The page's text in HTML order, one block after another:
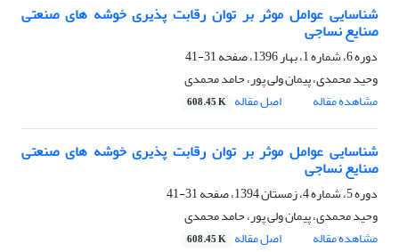
شناسایی عوامل موثر بر توان رقابت پذیری خوشه های صنعتی
صنایع نساجی
دوره 6، شماره 1، بهار 1396، صفحه
31-41
وحید محمدی، پیمان ولی پور، حامد محمدی
مشاهده مقاله
اصل مقاله 608.45 K
شناسایی عوامل موثر بر توان رقابت پذیری خوشه های صنعتی
صنایع نساجی
دوره 5، شماره 4، زمستان 1394، صفحه
31-41
وحید محمدی، پیمان ولی پور، حامد محمدی
مشاهده مقاله
اصل مقاله 608.45 K